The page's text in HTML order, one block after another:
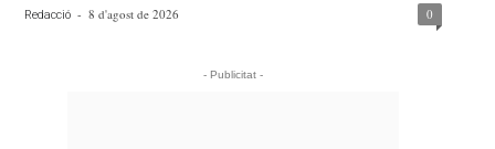
Redacció - 8 d'agost de 2026 0
- Publicitat -